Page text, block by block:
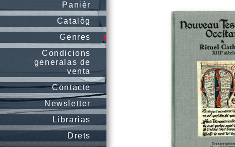
Panièr
Catalòg
Genres
Condicions
generalas de
venta
Contacte
Newsletter
Librarias
Drets